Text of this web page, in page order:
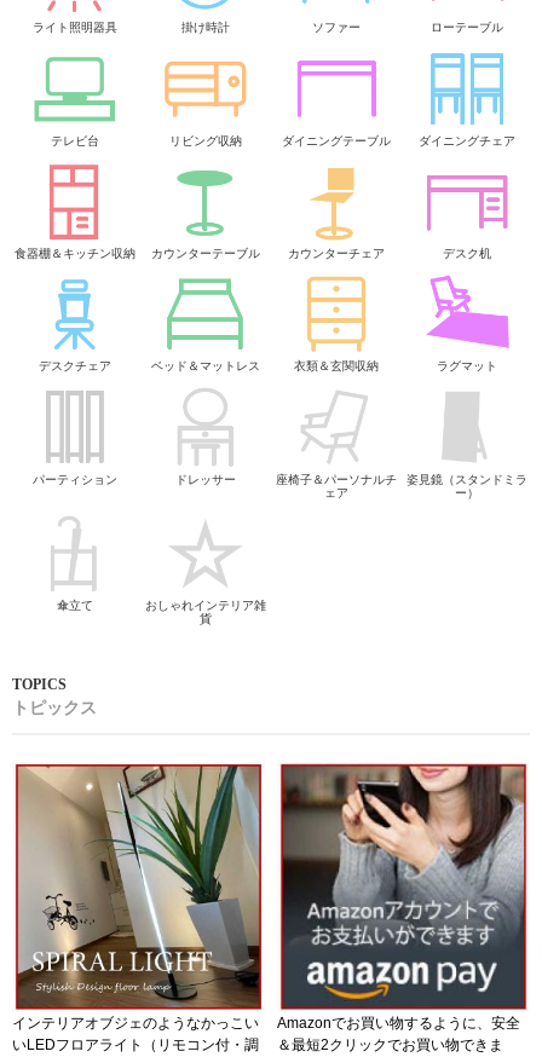
ライト照明器具 掛け時計 ソファー ローテーブル
テレビ台 リビング収納 ダイニングテーブル ダイニングチェア
食器棚＆キッチン収納 カウンターテーブル カウンターチェア デスク机
デスクチェア ベッド＆マットレス 衣類＆玄関収納 ラグマット
パーティション ドレッサー
座椅子＆パーソナルチ
ェア
姿見鏡（スタンドミラ
ー）
傘立て
おしゃれインテリア雑
貨
トピックス
インテリアオブジェのようなかっこい
いLEDフロアライト（リモコン付・調
Amazonでお買い物するように、安全
＆最短2クリックでお買い物できま